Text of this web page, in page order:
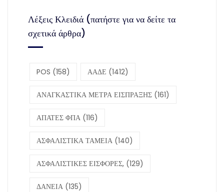
Λέξεις Κλειδιά (πατήστε για να δείτε τα
σχετικά άρθρα)
POS (158) ΑΑΔΕ (1412)
ΑΝΑΓΚΑΣΤΙΚΑ ΜΕΤΡΑ ΕΙΣΠΡΑΞΗΣ (161)
ΑΠΑΤΕΣ ΦΠΑ (116)
ΑΣΦΑΛΙΣΤΙΚΑ ΤΑΜΕΙΑ (140)
ΑΣΦΑΛΙΣΤΙΚΕΣ ΕΙΣΦΟΡΕΣ, (129)
ΔΑΝΕΙΑ (135)